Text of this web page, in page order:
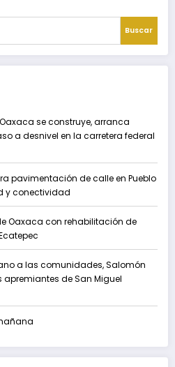
Buscar
se construye, arranca
a desnivel en la carretera federal
pavimentación de calle en Pueblo
y conectividad
Oaxaca con rehabilitación de
a las comunidades, Salomón
de San Miguel